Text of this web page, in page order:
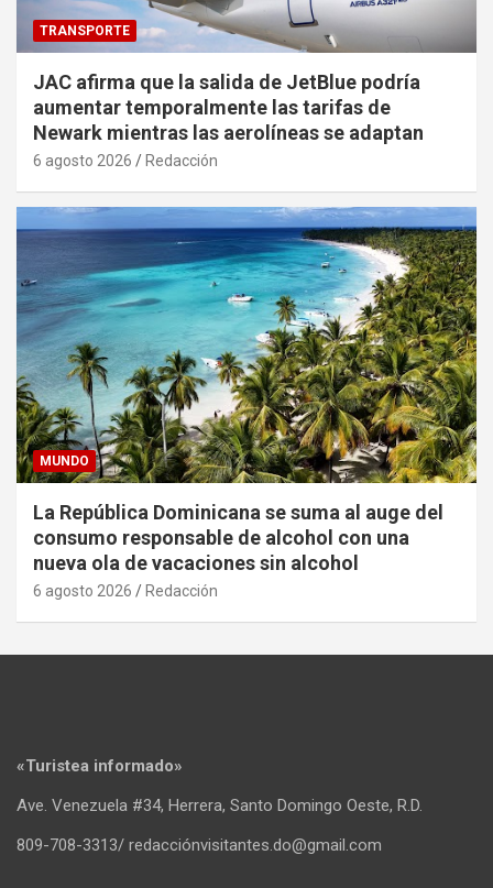
TRANSPORTE
JAC afirma que la salida de JetBlue podría
aumentar temporalmente las tarifas de
Newark mientras las aerolíneas se adaptan
6 agosto 2026 Redacción
MUNDO
La República Dominicana se suma al auge del
consumo responsable de alcohol con una
nueva ola de vacaciones sin alcohol
6 agosto 2026 Redacción
«Turistea informado»
Ave. Venezuela #34, Herrera, Santo Domingo Oeste, R.D.
809-708-3313/ redacciónvisitantes.do@gmail.com